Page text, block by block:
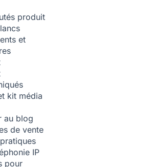
produit
et
kit média
au blog
de vente
IP
pour